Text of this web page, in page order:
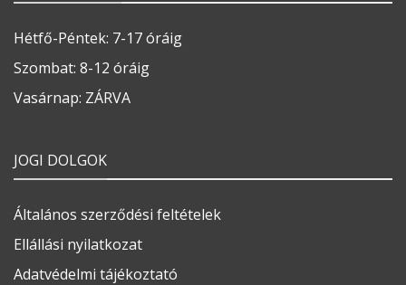
Hétfő-Péntek: 7-17 óráig
Szombat: 8-12 óráig
Vasárnap: ZÁRVA
JOGI DOLGOK
Általános szerződési feltételek
Ellállási nyilatkozat
Adatvédelmi tájékoztató